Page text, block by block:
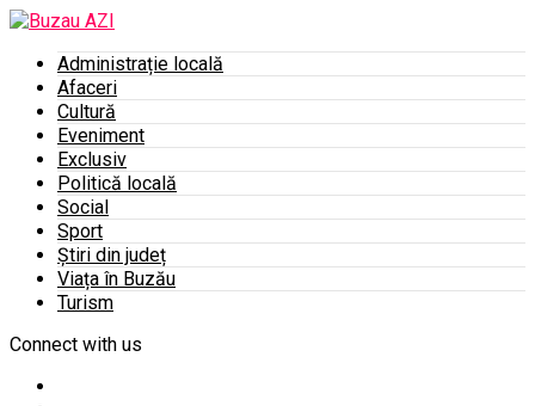
Administrație locală
Afaceri
Cultură
Eveniment
Exclusiv
Politică locală
Social
Sport
Știri din județ
Viața în Buzău
Turism
Connect with us